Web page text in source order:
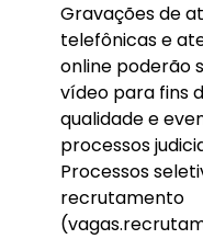
Gravações de
telefônicas e
online poderão
vídeo para fins
qualidade e
processos
Processos
recrutamento